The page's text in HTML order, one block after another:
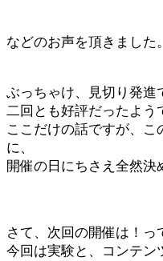
などのお声を頂きました。
ぶっちゃけ、見切り発進
二回とも好評だったよう
ここだけの話ですが、こ
に、
開催の日にちさえ全然決
さて、次回の開催は！っ
今回は実験と、コンテン